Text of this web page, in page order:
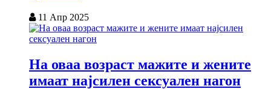
11 Апр 2025
На оваа возраст мажите и жените
имаат најсилен сексуален нагон